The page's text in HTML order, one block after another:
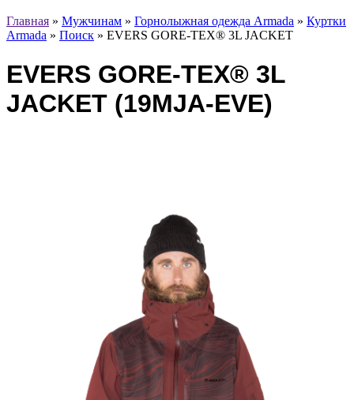
Главная » Мужчинам » Горнолыжная одежда Armada » Куртки
Armada » Поиск » EVERS GORE-TEX® 3L JACKET
EVERS GORE-TEX® 3L
JACKET (19MJA-EVE)